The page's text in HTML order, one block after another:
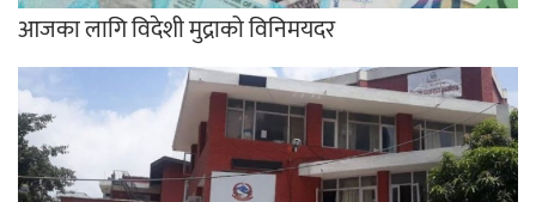
आजका लागि विदेशी मुद्राको विनिमयदर